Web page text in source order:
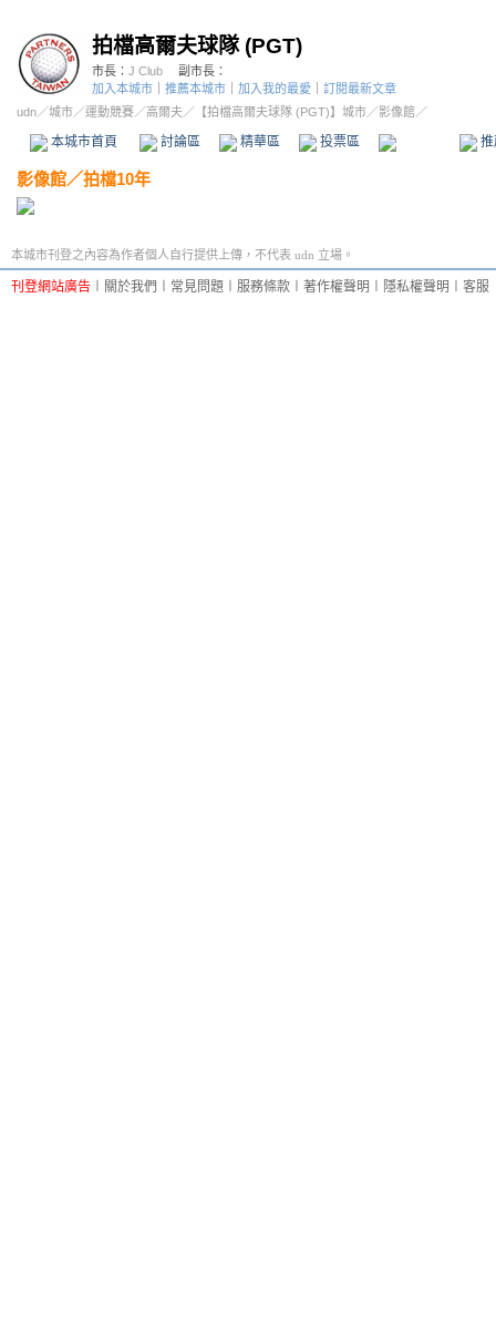
拍檔高爾夫球隊 (PGT)
市長： J Club
副市長：
加入本城市
推薦本城市 加入我的最愛
訂閱最新文章
udn／城市／運動競賽／高爾夫／ 【拍檔高爾夫球隊 (PGT)】城市／影像館／
本城市首頁 討論區 精華區 投票區 影像館
影像館／拍檔10年
本城市刊登之內容為作者個人自行提供上傳，不代表 udn 立場。
刊登網站廣告 關於我們 常見問題 服務條款 著作權聲明 隱私權聲明 客服